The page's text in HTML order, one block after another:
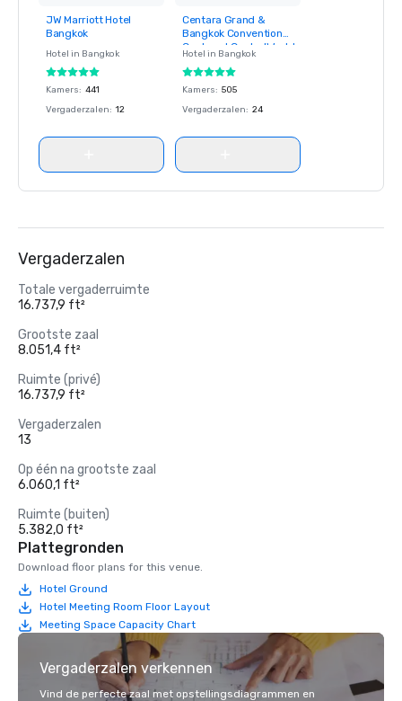
Removed from
favorites
JW Marriott Hotel
Bangkok
Hotel in Bangkok
Kamers: 441
Vergaderzalen: 12
Removed from
favorites
Centara Grand &
Bangkok Convention
Centre at CentralWorld
Hotel in Bangkok
Kamers: 505
Vergaderzalen: 24
Vergaderzalen
Totale vergaderruimte
16.737,9 ft²
Grootste zaal
8.051,4 ft²
Ruimte (privé)
16.737,9 ft²
Vergaderzalen
13
Op één na grootste zaal
6.060,1 ft²
Ruimte (buiten)
5.382,0 ft²
Plattegronden
Download floor plans for this venue.
Hotel Ground
Hotel Meeting Room Floor Layout
Meeting Space Capacity Chart
Vergaderzalen verkennen
Vind de perfecte zaal met opstellingsdiagrammen en